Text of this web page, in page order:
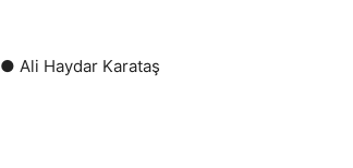
● Ali Haydar Karataş